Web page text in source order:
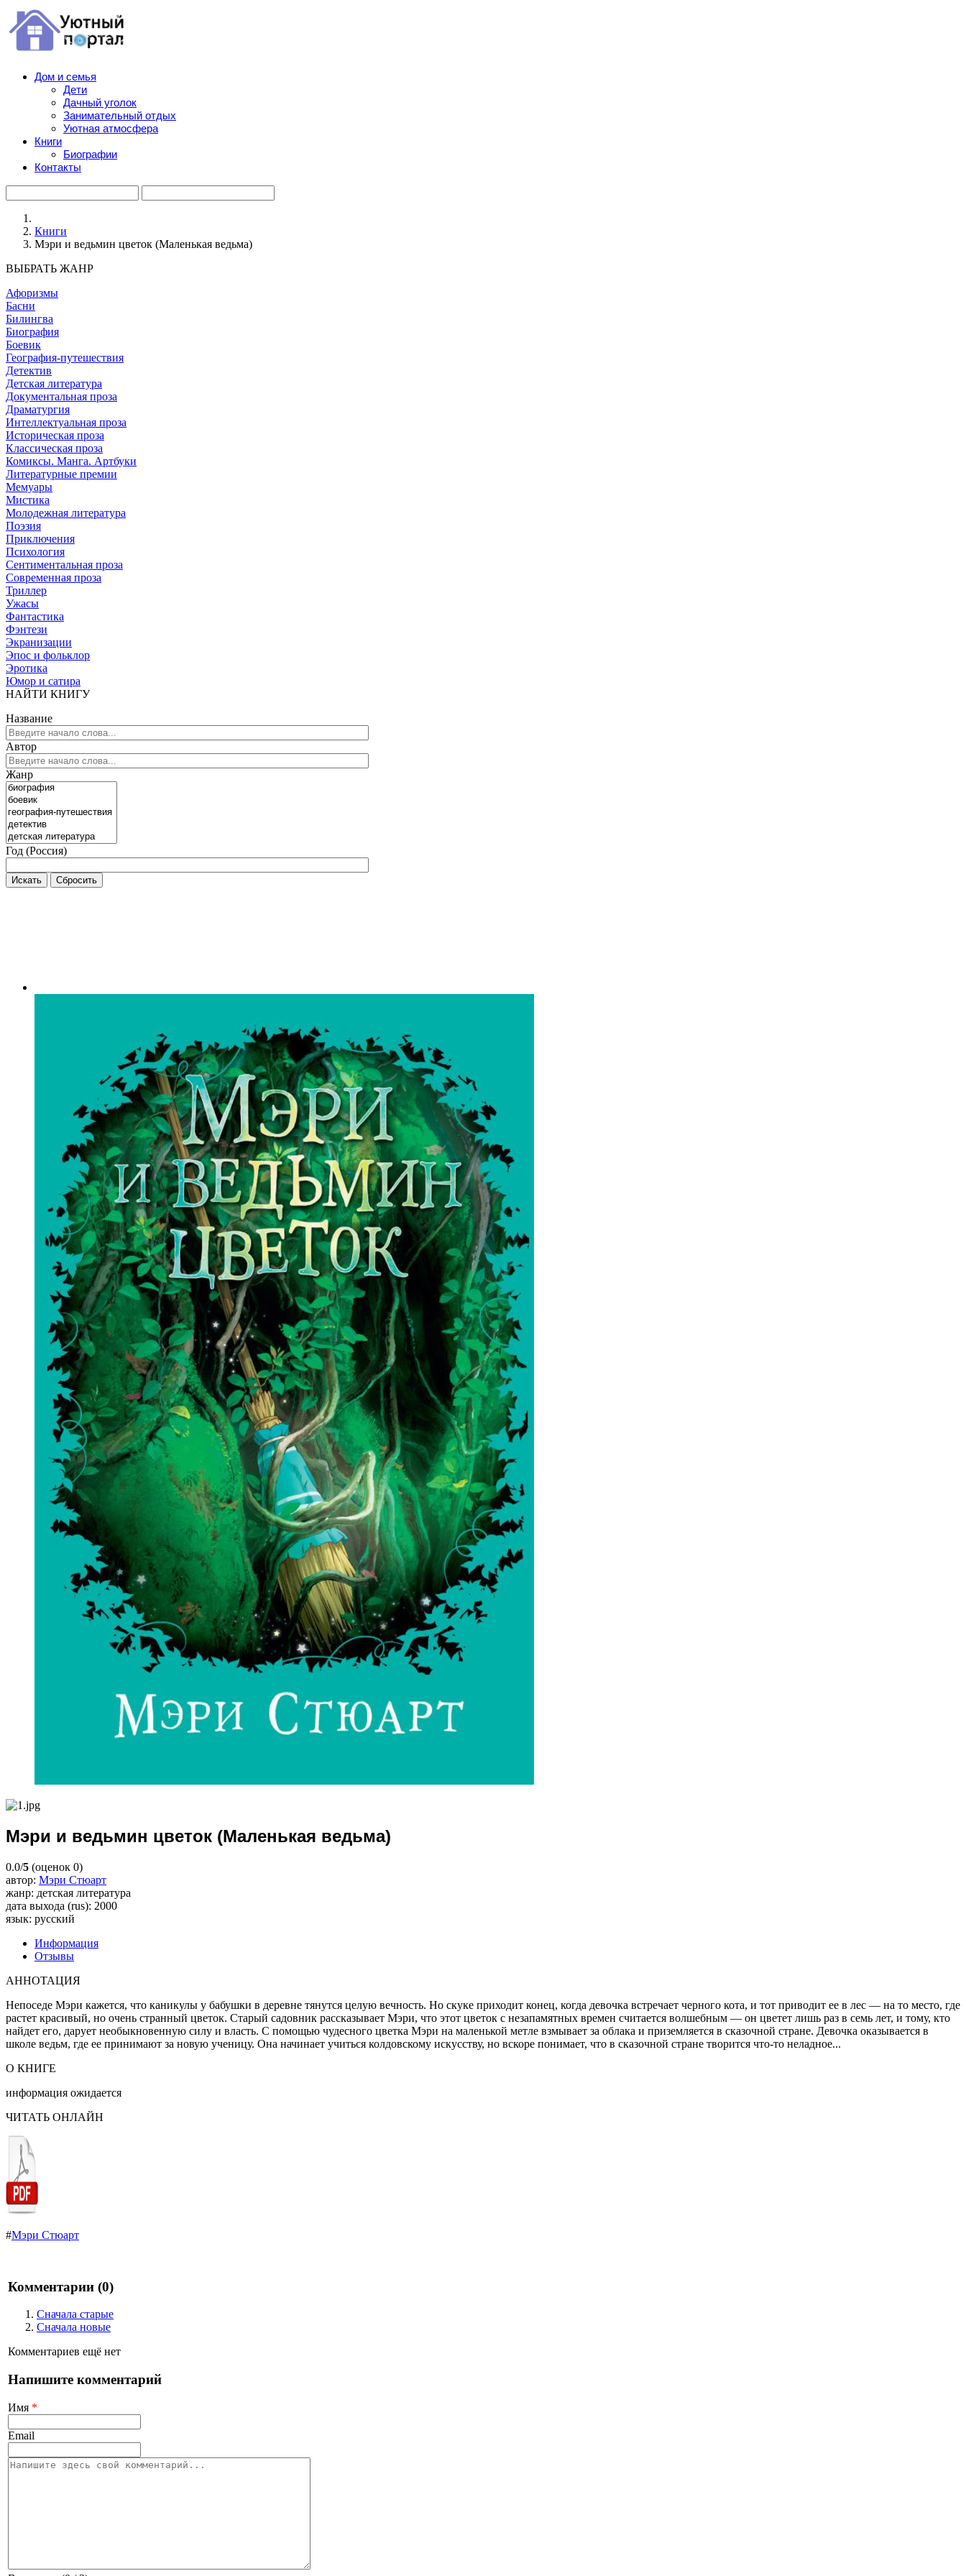
Дом и семья
Дети
Дачный уголок
Занимательный отдых
Уютная атмосфера
Книги
Биографии
Контакты
Книги
Мэри и ведьмин цветок (Маленькая ведьма)
ВЫБРАТЬ ЖАНР
Афоризмы
Басни
Билингва
Биография
Боевик
География-путешествия
Детектив
Детская литература
Документальная проза
Драматургия
Интеллектуальная проза
Историческая проза
Классическая проза
Комиксы. Манга. Артбуки
Литературные премии
Мемуары
Мистика
Молодежная литература
Поэзия
Приключения
Психология
Сентиментальная проза
Современная проза
Триллер
Ужасы
Фантастика
Фэнтези
Экранизации
Эпос и фольклор
Эротика
Юмор и сатира
НАЙТИ КНИГУ
Название
Автор
Жанр
Год (Россия)
Мэри и ведьмин цветок (Маленькая ведьма)
0.0/5 (оценок 0)
автор: Мэри Стюарт
жанр: детская литература
дата выхода (rus): 2000
язык: русский
Информация
Отзывы
АННОТАЦИЯ
Непоседе Мэри кажется, что каникулы у бабушки в деревне тянутся целую вечность. Но скуке приходит конец, когда девочка встречает черного кота, и тот приводит ее в лес — на то место, где
растет красивый, но очень странный цветок. Старый садовник рассказывает Мэри, что этот цветок с незапамятных времен считается волшебным — он цветет лишь раз в семь лет, и тому, кто
найдет его, дарует необыкновенную силу и власть. С помощью чудесного цветка Мэри на маленькой метле взмывает за облака и приземляется в сказочной стране. Девочка оказывается в
школе ведьм, где ее принимают за новую ученицу. Она начинает учиться колдовскому искусству, но вскоре понимает, что в сказочной стране творится что-то неладное...
О КНИГЕ
информация ожидается
ЧИТАТЬ ОНЛАЙН
#Мэри Стюарт
Комментарии (0)
Сначала старые
Сначала новые
Комментариев ещё нет
Напишите комментарий
Имя *
Email